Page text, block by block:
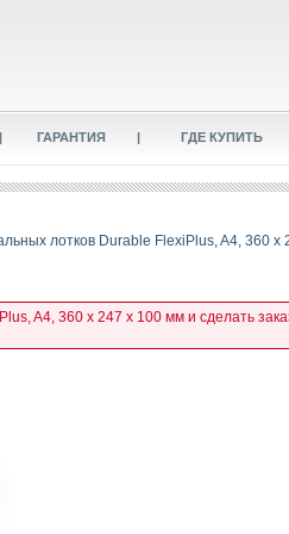
| ГАРАНТИЯ | ГДЕ КУПИТЬ
лотков Durable FlexiPlus, A4, 360 x
A4, 360 x 247 x 100 мм и сделать